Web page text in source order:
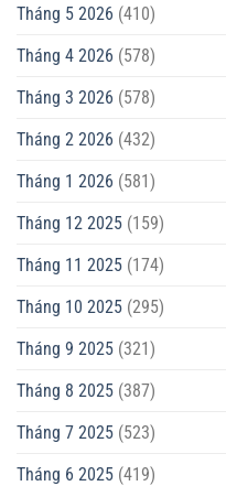
Tháng 5 2026 (410)
Tháng 4 2026 (578)
Tháng 3 2026 (578)
Tháng 2 2026 (432)
Tháng 1 2026 (581)
Tháng 12 2025 (159)
Tháng 11 2025 (174)
Tháng 10 2025 (295)
Tháng 9 2025 (321)
Tháng 8 2025 (387)
Tháng 7 2025 (523)
Tháng 6 2025 (419)